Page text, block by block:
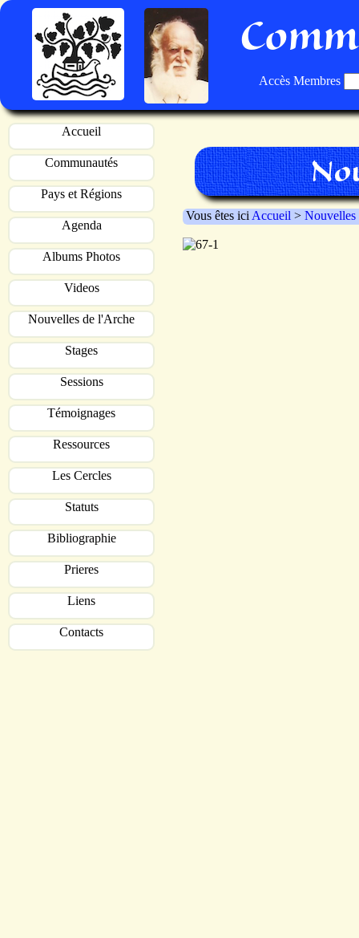
Accès Membres
Accueil
Communautés
Pays et Régions
Agenda
Albums Photos
Videos
Nouvelles de l'Arche
Stages
Sessions
Témoignages
Ressources
Les Cercles
Statuts
Bibliographie
Prieres
Liens
Contacts
Vous êtes ici Accueil > Nouvelles